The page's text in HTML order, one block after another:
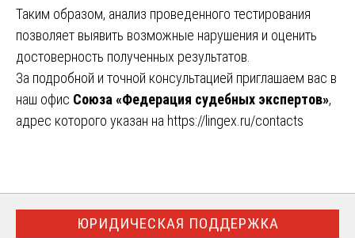
Таким образом, анализ проведенного тестирования
позволяет выявить возможные нарушения и оценить
достоверность полученных результатов.
За подробной и точной консультацией приглашаем вас в
наш офис Союза «Федерация судебных экспертов»,
адрес которого указан на https://lingex.ru/contacts
ЮРИДИЧЕСКАЯ ПОДДЕРЖКА